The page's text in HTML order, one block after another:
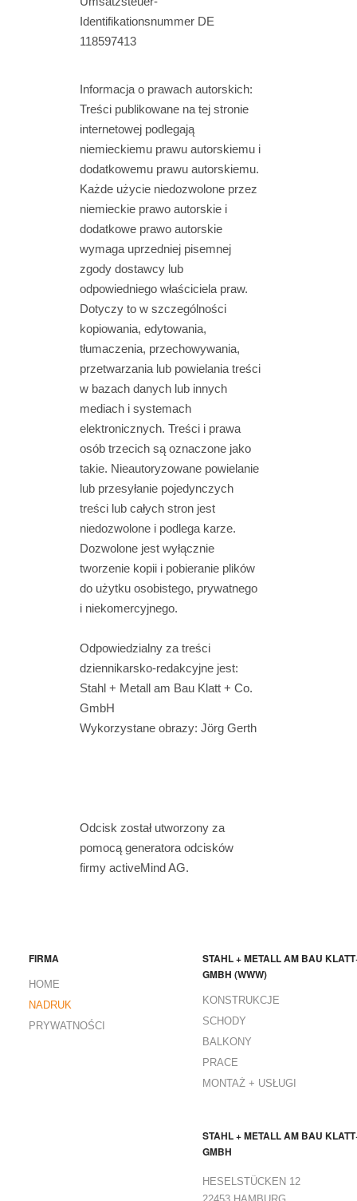
Identifikationsnummer DE
118597413
Informacja o prawach autorskich:
Treści publikowane na tej stronie
internetowej podlegają
niemieckiemu prawu autorskiemu i
dodatkowemu prawu autorskiemu.
Każde użycie niedozwolone przez
niemieckie prawo autorskie i
dodatkowe prawo autorskie
wymaga uprzedniej pisemnej
zgody dostawcy lub
odpowiedniego właściciela praw.
Dotyczy to w szczególności
kopiowania, edytowania,
tłumaczenia, przechowywania,
przetwarzania lub powielania treści
w bazach danych lub innych
mediach i systemach
elektronicznych. Treści i prawa
osób trzecich są oznaczone jako
takie. Nieautoryzowane powielanie
lub przesyłanie pojedynczych
treści lub całych stron jest
niedozwolone i podlega karze.
Dozwolone jest wyłącznie
tworzenie kopii i pobieranie plików
do użytku osobistego, prywatnego
i niekomercyjnego.
Odpowiedzialny za treści
dziennikarsko-redakcyjne jest:
Stahl + Metall am Bau Klatt + Co.
GmbH
Wykorzystane obrazy: Jörg Gerth
Odcisk został utworzony za
pomocą generatora odcisków
firmy activeMind AG.
FIRMA
HOME
NADRUK
PRYWATNOŚCI
STAHL + METALL AM BAU
GMBH (WWW)
KONSTRUKCJE
SCHODY
BALKONY
PRACE
MONTAŻ + USŁUGI
STAHL + METALL AM BAU
GMBH
HESELSTÜCKEN 12
22453 HAMBURG